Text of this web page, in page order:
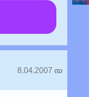
8.04.2007